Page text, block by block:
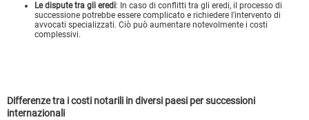
Le dispute tra gli eredi: In caso di conflitti tra gli eredi, il processo di
successione potrebbe essere complicato e richiedere l'intervento di
avvocati specializzati. Ciò può aumentare notevolmente i costi
complessivi.
Differenze tra i costi notarili in diversi paesi per successioni
internazionali